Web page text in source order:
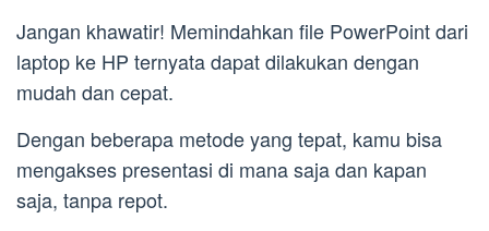
Jangan khawatir! Memindahkan file PowerPoint dari
laptop ke HP ternyata dapat dilakukan dengan
mudah dan cepat.
Dengan beberapa metode yang tepat, kamu bisa
mengakses presentasi di mana saja dan kapan
saja, tanpa repot.